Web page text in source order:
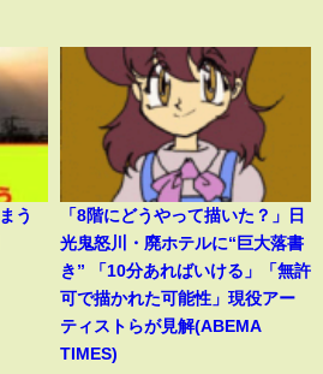
う
「8階にどうやって描いた？」日
光鬼怒川・廃ホテルに“巨大落書
き” 「10分あればいける」「無許
可で描かれた可能性」現役アー
ティストらが見解(ABEMA
TIMES)